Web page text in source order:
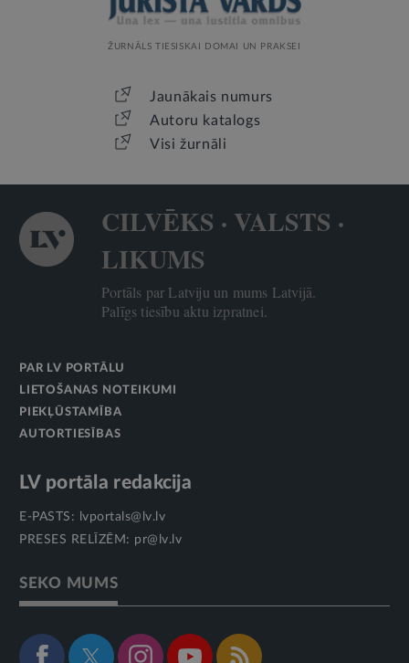
ŽURNĀLS TIESISKAI DOMAI UN PRAKSEI
Jaunākais numurs
Autoru katalogs
Visi žurnāli
CILVĒKS · VALSTS ·
LIKUMS
Portāls par Latviju un mums Latvijā.
Palīgs tiesību aktu izpratnei.
PAR LV PORTĀLU
LIETOŠANAS NOTEIKUMI
PIEKĻŪSTAMĪBA
AUTORTIESĪBAS
LV portāla redakcija
E-PASTS:
lvportals@lv.lv
PRESES RELĪZĒM: pr@lv.lv
SEKO MUMS